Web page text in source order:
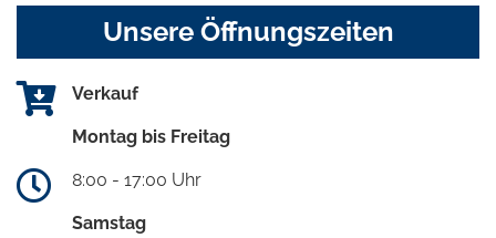
Unsere Öffnungszeiten
Verkauf
Montag bis Freitag
8:00 - 17:00 Uhr
Samstag